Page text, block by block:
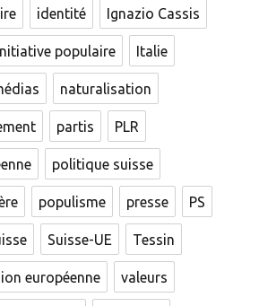
identité Ignazio Cassis
populaire Italie
naturalisation
partis PLR
politique suisse
populisme presse PS
Suisse-UE Tessin
européenne valeurs